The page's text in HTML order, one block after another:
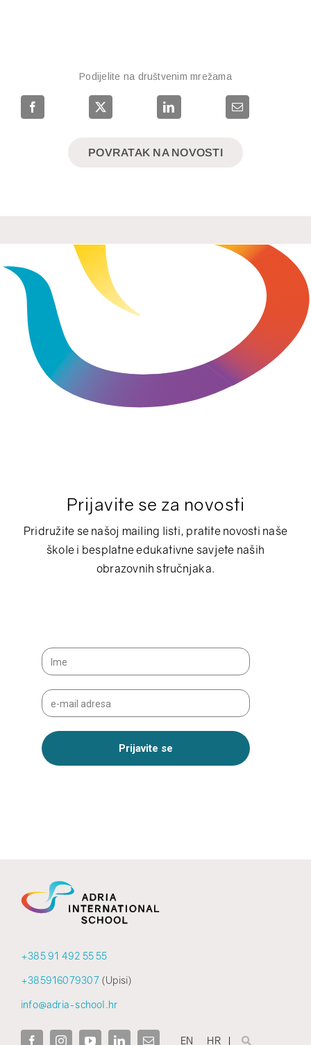
Podijelite na društvenim mrežama
POVRATAK NA NOVOSTI
Prijavite se za novosti
Pridružite se našoj mailing listi, pratite novosti naše
škole i besplatne edukativne savjete naših
obrazovnih stručnjaka.
+385 91 492 55 55
+385916079307(Upisi)
info@adria-school.hr
EN HR